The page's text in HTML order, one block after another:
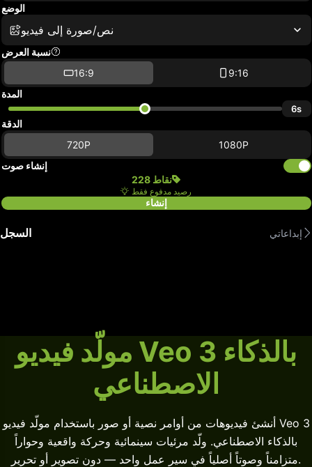
الوضع
نص/صورة إلى فيديو
نسبة العرض
16:9
9:16
المدة
6s
الدقة
720P
1080P
إنشاء صوت
228 نقاط
رصيد مدفوع فقط
إنشاء
السجل إبداعاتي
مولّد فيديو Veo 3 بالذكاء
الاصطناعي
أنشئ فيديوهات من أوامر نصية أو صور باستخدام مولّد فيديو Veo 3
بالذكاء الاصطناعي. ولّد مرئيات سينمائية وحركة واقعية وحواراً
متزامناً وصوتاً أصلياً في سير عمل واحد — دون تصوير أو تحرير.